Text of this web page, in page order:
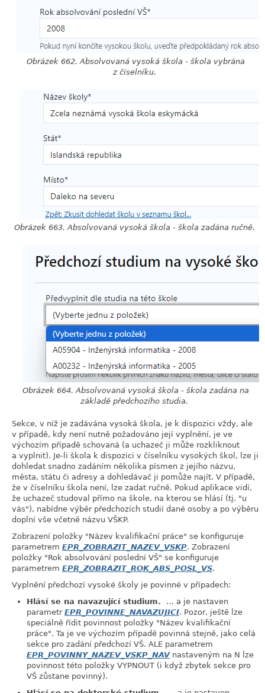
Obrázek 662. Absolvovaná vysoká škola - škola vybrána
z číselníku.
Obrázek 663. Absolvovaná vysoká škola - škola zadána ručně.
Obrázek 664. Absolvovaná vysoká škola - škola zadána na
základě předchozího studia.
Sekce, v níž je zadávána vysoká škola, je k dispozici vždy, ale
v případě, kdy není nutně požadováno její vyplnění, je ve
výchozím případě schovaná (a uchazeč ji může rozkliknout
a vyplnit). Je-li škola k dispozici v číselníku vysokých škol, lze ji
dohledat snadno zadáním několika písmen z jejího názvu,
města, státu či adresy a dohledávač ji pomůže najít. V případě,
že v číselníku škola není, lze zadat ručně. Pokud aplikace vidí,
že uchazeč studoval přímo na škole, na kterou se hlásí (tj. "u
vás"), nabídne výběr předchozích studií dané osoby a po výběru
doplní vše včetně názvu VŠKP.
Zobrazení položky "Název kvalifikační práce" se konfiguruje
parametrem EPR_ZOBRAZIT_NAZEV_VSKP. Zobrazení
položky "Rok absolvování poslední VŠ" se konfiguruje
parametrem EPR_ZOBRAZIT_ROK_ABS_POSL_VS.
Vyplnění předchozí vysoké školy je povinné v případech:
Hlásí se na navazující studium.
… a je nastaven
parametr EPR_POVINNE_NAVAZUJICI. Pozor, ještě lze
speciálně řídit povinnost položky "Název kvalifikační
práce". Ta je ve výchozím případě povinná stejně, jako celá
sekce pro zadání předchozí VŠ. ALE parametrem
EPR_POVINNY_NAZEV_VSKP_NAVnastaveným na N lze
povinnost této položky VYPNOUT (i když zbytek sekce pro
VŠ zůstane povinný).